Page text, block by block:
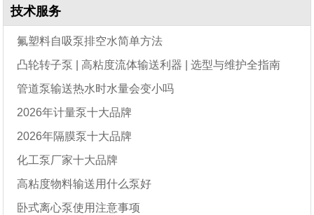
技术服务
氟塑料自吸泵排空水简单方法
凸轮转子泵 | 高粘度流体输送利器 | 选型与维护全指南
管道泵输送热水时水量会变小吗
2026年计量泵十大品牌
2026年隔膜泵十大品牌
化工泵厂家十大品牌
高粘度物料输送用什么泵好
卧式离心泵使用注意事项